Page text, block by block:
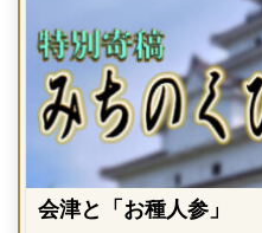
会津と「お種人参」